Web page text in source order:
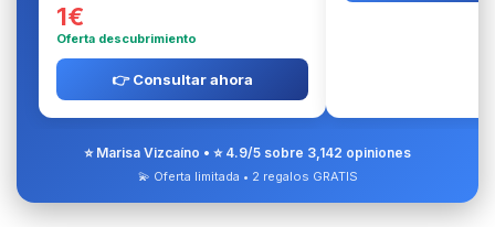
1€
Oferta descubrimiento
👉 Consultar ahora
⭐ Marisa Vizcaíno • ⭐ 4.9/5 sobre 3,142 opiniones
💫 Oferta limitada • 2 regalos GRATIS